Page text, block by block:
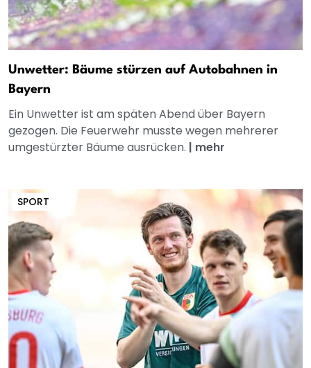
Unwetter: Bäume stürzen auf Autobahnen in
Bayern
Ein Unwetter ist am späten Abend über Bayern
gezogen. Die Feuerwehr musste wegen mehrerer
umgestürzter Bäume ausrücken. | mehr
SPORT